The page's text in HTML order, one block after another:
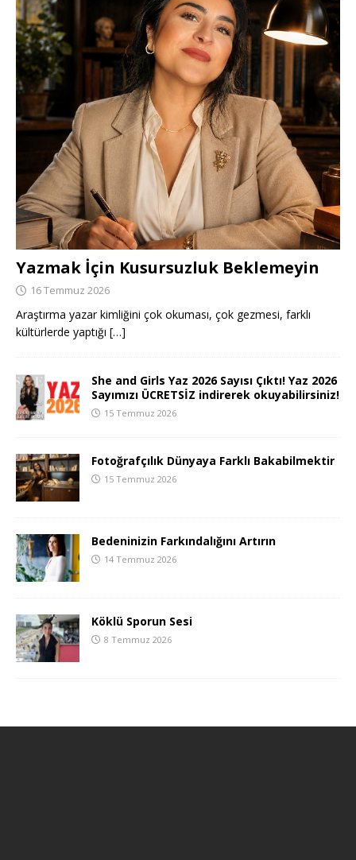
Yazmak İçin Kusursuzluk Beklemeyin
16 Temmuz 2026
Araştırma yazar kimliğini çok okuması, çok gezmesi, farklı
kültürlerde yaptığı […]
She and Girls Yaz 2026 Sayısı Çıktı! Yaz 2026
Sayımızı ÜCRETSİZ indirerek okuyabilirsiniz!
15 Temmuz 2026
Fotoğrafçılık Dünyaya Farklı Bakabilmektir
15 Temmuz 2026
Bedeninizin Farkındalığını Artırın
14 Temmuz 2026
Köklü Sporun Sesi
8 Temmuz 2026